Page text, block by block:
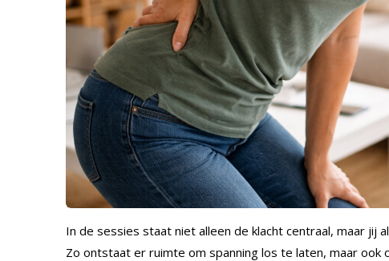
In de sessies staat niet alleen de klacht centraal, maar jij
Zo ontstaat er ruimte om spanning los te laten, maar